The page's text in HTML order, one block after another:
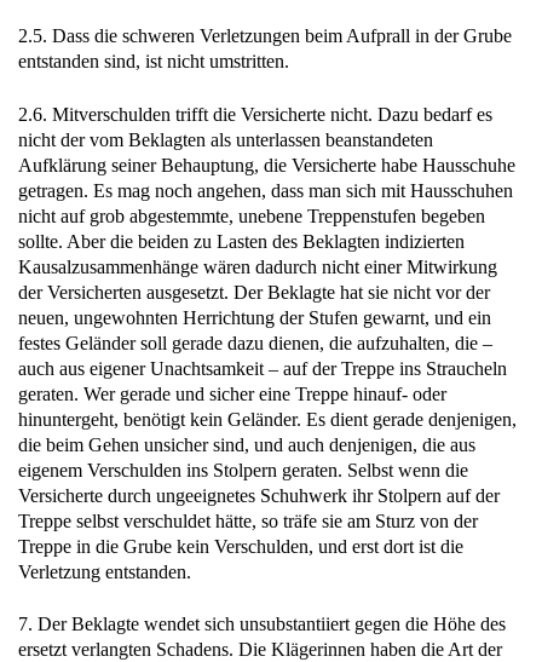
2.5. Dass die schweren Verletzungen beim Aufprall in der Grube
entstanden sind, ist nicht umstritten.
2.6. Mitverschulden trifft die Versicherte nicht. Dazu bedarf es
nicht der vom Beklagten als unterlassen beanstandeten
Aufklärung seiner Behauptung, die Versicherte habe Hausschuhe
getragen. Es mag noch angehen, dass man sich mit Hausschuhen
nicht auf grob abgestemmte, unebene Treppenstufen begeben
sollte. Aber die beiden zu Lasten des Beklagten indizierten
Kausalzusammenhänge wären dadurch nicht einer Mitwirkung
der Versicherten ausgesetzt. Der Beklagte hat sie nicht vor der
neuen, ungewohnten Herrichtung der Stufen gewarnt, und ein
festes Geländer soll gerade dazu dienen, die aufzuhalten, die –
auch aus eigener Unachtsamkeit – auf der Treppe ins Straucheln
geraten. Wer gerade und sicher eine Treppe hinauf- oder
hinuntergeht, benötigt kein Geländer. Es dient gerade denjenigen,
die beim Gehen unsicher sind, und auch denjenigen, die aus
eigenem Verschulden ins Stolpern geraten. Selbst wenn die
Versicherte durch ungeeignetes Schuhwerk ihr Stolpern auf der
Treppe selbst verschuldet hätte, so träfe sie am Sturz von der
Treppe in die Grube kein Verschulden, und erst dort ist die
Verletzung entstanden.
7. Der Beklagte wendet sich unsubstantiiert gegen die Höhe des
ersetzt verlangten Schadens. Die Klägerinnen haben die Art der